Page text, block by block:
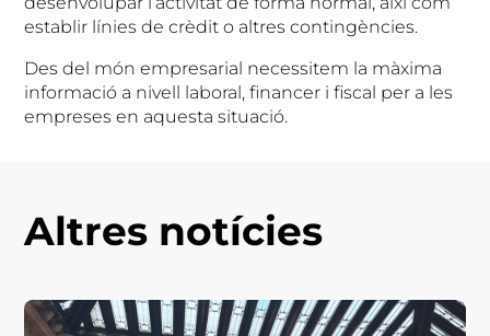
establir línies de crèdit o altres contingències.
Des del món empresarial necessitem la màxima
informació a nivell laboral, financer i fiscal per a les
empreses en aquesta situació.
Altres notícies